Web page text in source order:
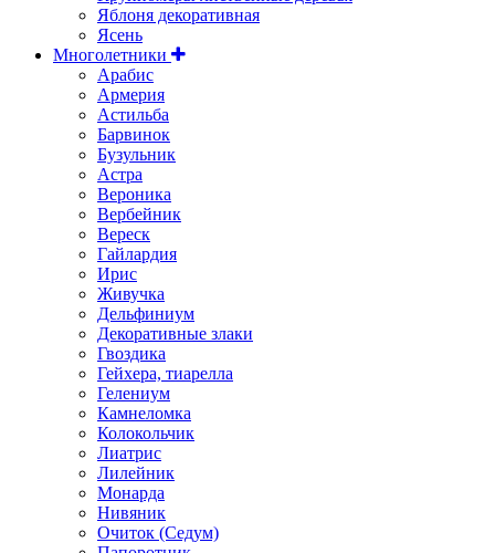
Яблоня декоративная
Ясень
Многолетники
Арабис
Армерия
Астильбa
Барвинок
Бузульник
Астра
Вероника
Вербейник
Вереск
Гайлардия
Ирис
Живучка
Дельфиниум
Декоративные злаки
Гвоздика
Гейхера, тиарелла
Гелениум
Камнеломка
Колокольчик
Лиатрис
Лилейник
Монарда
Нивяник
Очиток (Седум)